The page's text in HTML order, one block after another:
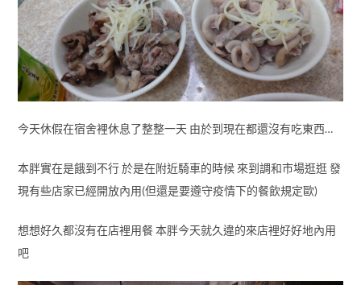
今天休假在宿舍裡休息了整整一天 由於到現在都還沒有吃東西…
本胖實在是餓到不行 於是在附近騎車的時候 來到調和市場逛逛 發
現有些店家已經開放內用(但還是要遵守疫情下的餐飲規定歐)
想想好久都沒有在店裡用餐 本胖今天就久違的來店裡好好地內用
吧